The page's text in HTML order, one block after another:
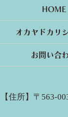
HOME
オカヤドカリ
お問い合
【住所】〒563-